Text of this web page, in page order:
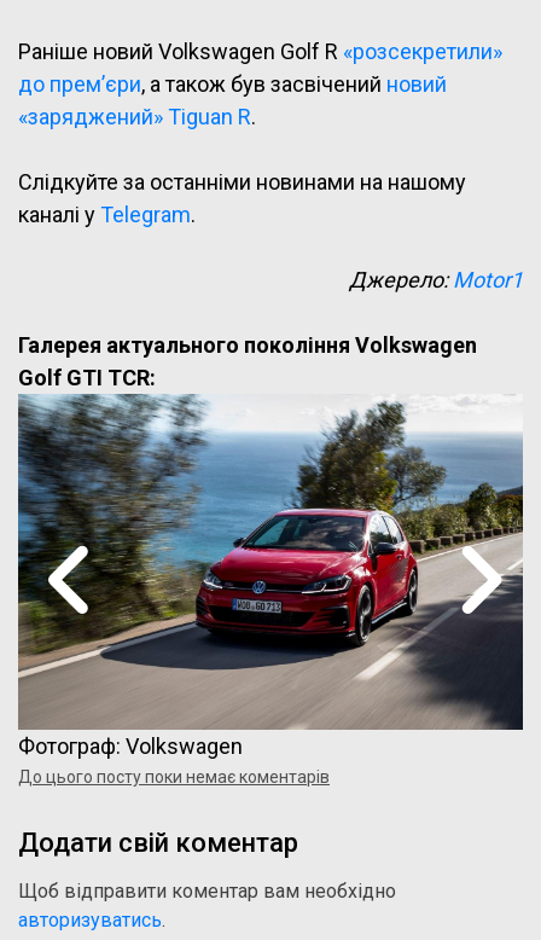
Раніше новий Volkswagen Golf R «розсекретили»
до прем’єри, а також був засвічений новий
«заряджений» Tiguan R.
Слідкуйте за останніми новинами на нашому
каналі уTelegram.
Джерело:Motor1
Галерея актуального покоління Volkswagen
Golf GTI TCR:
Фотограф: Volkswagen
До цього посту поки немає коментарів
Додати свій коментар
Щоб відправити коментар вам необхідно
авторизуватись.